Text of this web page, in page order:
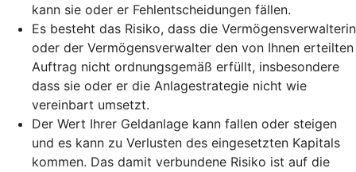
kann sie oder er Fehlentscheidungen fällen.
Es besteht das Risiko, dass die Vermögensverwalterin
oder der Vermögensverwalter den von Ihnen erteilten
Auftrag nicht ordnungsgemäß erfüllt, insbesondere
dass sie oder er die Anlagestrategie nicht wie
vereinbart umsetzt.
Der Wert Ihrer Geldanlage kann fallen oder steigen
und es kann zu Verlusten des eingesetzten Kapitals
kommen. Das damit verbundene Risiko ist auf die